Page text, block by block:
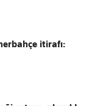
itirafı: